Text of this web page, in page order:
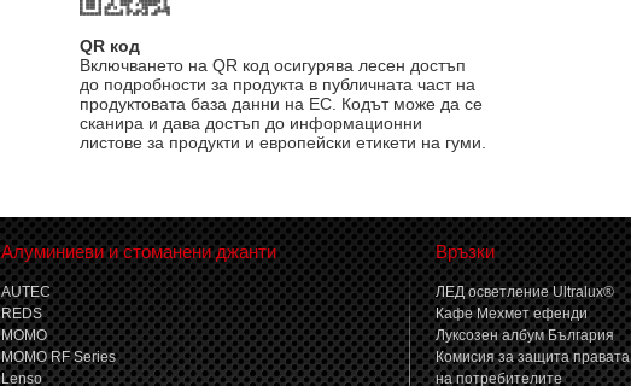
QR код
Включването на QR код осигурява лесен достъп
до подробности за продукта в публичната част на
продуктовата база данни на ЕС. Кодът може да се
сканира и дава достъп до информационни
листове за продукти и европейски етикети на гуми.
Алуминиеви и стоманени джанти
AUTEC
REDS
MOMO
MOMO RF Series
Lenso
Връзки
ЛЕД осветление Ultralux®
Кафе Мехмет ефенди
Луксозен албум България
Комисия за защита правата
на потребителите